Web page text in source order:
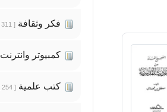
فكر وثقافة [ 311 ]
كمبيوتر وانترنت
كتب علمية [ 254 ]